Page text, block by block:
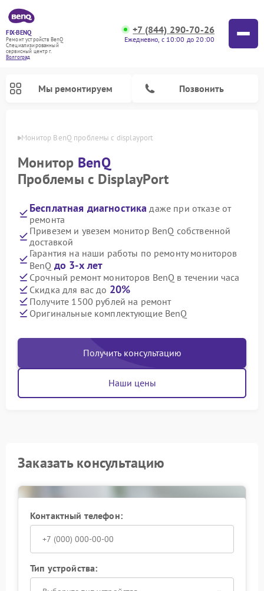
FIX-BENQ
Ремонт устройств BenQ
Специализированный
cервисный центр г.
Волгоград
+7 (844) 290-70-26
Ежедневно, с 10:00 до 20:00
Мы ремонтируем Позвонить
Монитор BenQ проблемы с displayport
Монитор BenQ
Проблемы с DisplayPort
Бесплатная диагностика даже при отказе от
ремонта
Привезем и увезем монитор BenQ собственной
доставкой
Гарантия на наши работы по ремонту мониторов
BenQ до 3-х лет
Срочный ремонт мониторов BenQ в течении часа
Скидка для вас до 20%
Получите 1500 рублей на ремонт
Оригинальные комплектующие BenQ
Получить консультацию
Наши цены
Заказать консультацию
Контактный телефон:
Тип устройства: